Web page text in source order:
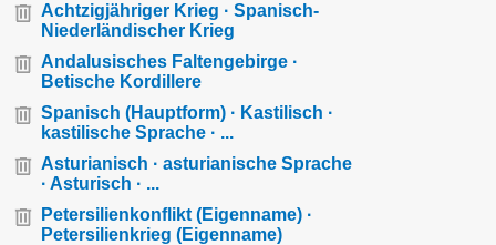
Achtzigjähriger Krieg · Spanisch-
Niederländischer Krieg
Andalusisches Faltengebirge ·
Betische Kordillere
Spanisch (Hauptform) · Kastilisch ·
kastilische Sprache · ...
Asturianisch · asturianische Sprache
· Asturisch · ...
Petersilienkonflikt (Eigenname) ·
Petersilienkrieg (Eigenname)